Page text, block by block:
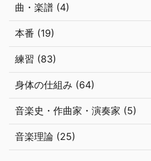
曲・楽譜 (4)
本番 (19)
練習 (83)
身体の仕組み (64)
音楽史・作曲家・演奏家 (5)
音楽理論 (25)